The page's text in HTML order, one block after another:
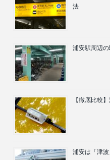
法
浦安駅周辺の
【徹底比較
浦安は「津波